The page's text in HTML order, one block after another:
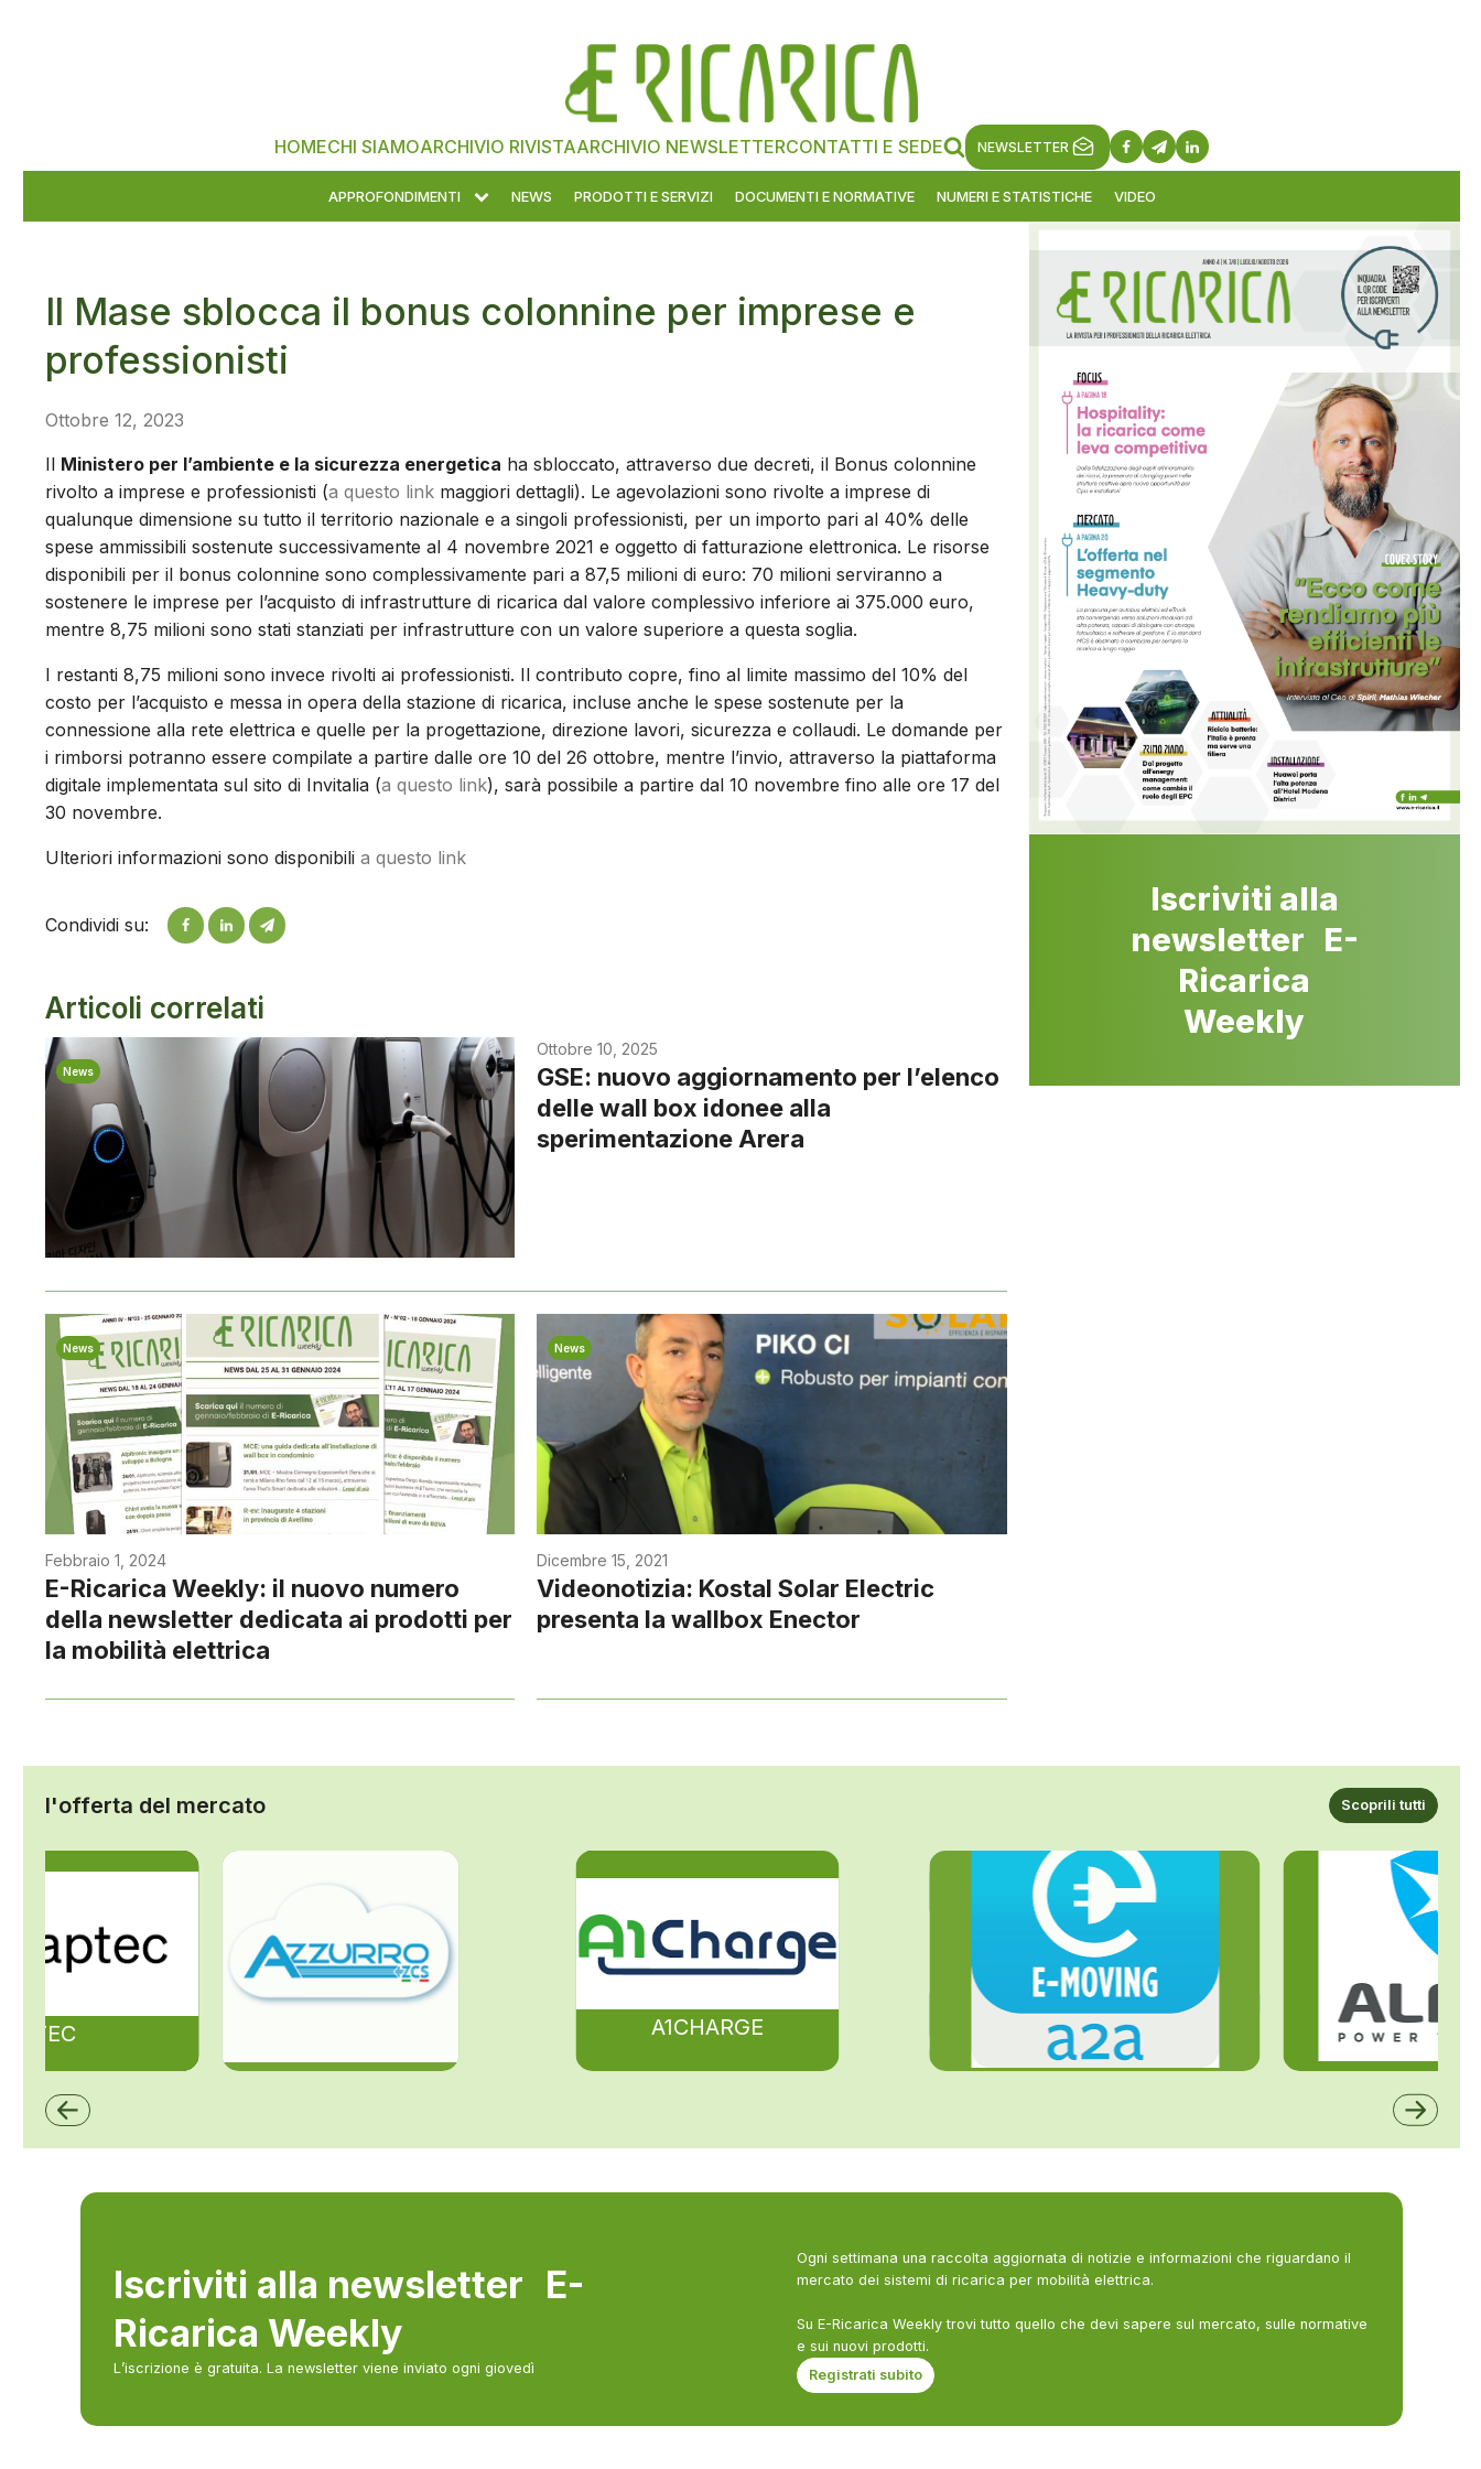
HOMECHI SIAMOARCHIVIO RIVISTAARCHIVIO NEWSLETTERCONTATTI E SEDE NEWSLETTER
APPROFONDIMENTI NEWS PRODOTTI E SERVIZI DOCUMENTI E NORMATIVE NUMERI E STATISTICHE VIDEO
Il Mase sblocca il bonus colonnine per imprese e
professionisti
Ottobre 12, 2023
Il Ministero per l’ambiente e la sicurezza energetica ha sbloccato, attraverso due decreti, il Bonus colonnine
rivolto a imprese e professionisti (a questo link maggiori dettagli). Le agevolazioni sono rivolte a imprese di
qualunque dimensione su tutto il territorio nazionale e a singoli professionisti, per un importo pari al 40% delle
spese ammissibili sostenute successivamente al 4 novembre 2021 e oggetto di fatturazione elettronica. Le risorse
disponibili per il bonus colonnine sono complessivamente pari a 87,5 milioni di euro: 70 milioni serviranno a
sostenere le imprese per l’acquisto di infrastrutture di ricarica dal valore complessivo inferiore ai 375.000 euro,
mentre 8,75 milioni sono stati stanziati per infrastrutture con un valore superiore a questa soglia.
I restanti 8,75 milioni sono invece rivolti ai professionisti. Il contributo copre, fino al limite massimo del 10% del
costo per l’acquisto e messa in opera della stazione di ricarica, incluse anche le spese sostenute per la
connessione alla rete elettrica e quelle per la progettazione, direzione lavori, sicurezza e collaudi. Le domande per
i rimborsi potranno essere compilate a partire dalle ore 10 del 26 ottobre, mentre l’invio, attraverso la piattaforma
digitale implementata sul sito di Invitalia (a questo link), sarà possibile a partire dal 10 novembre fino alle ore 17 del
30 novembre.
Ulteriori informazioni sono disponibili a questo link
Condividi su:
Articoli correlati
News
Ottobre 10, 2025
GSE: nuovo aggiornamento per l’elenco
delle wall box idonee alla
sperimentazione Arera
News
Febbraio 1, 2024
E-Ricarica Weekly: il nuovo numero
della newsletter dedicata ai prodotti per
la mobilità elettrica
News
Dicembre 15, 2021
Videonotizia: Kostal Solar Electric
presenta la wallbox Enector
Iscriviti alla
newsletter E-
Ricarica
Weekly
l'offerta del mercato Scoprili tutti
A1CHARGE
ZCS Azzurro
Iscriviti alla newsletter E-
Ricarica Weekly
L’iscrizione è gratuita. La newsletter viene inviato ogni giovedì
Ogni settimana una raccolta aggiornata di notizie e informazioni che riguardano il
mercato dei sistemi di ricarica per mobilità elettrica.
Su E-Ricarica Weekly trovi tutto quello che devi sapere sul mercato, sulle normative
e sui nuovi prodotti.
Registrati subito